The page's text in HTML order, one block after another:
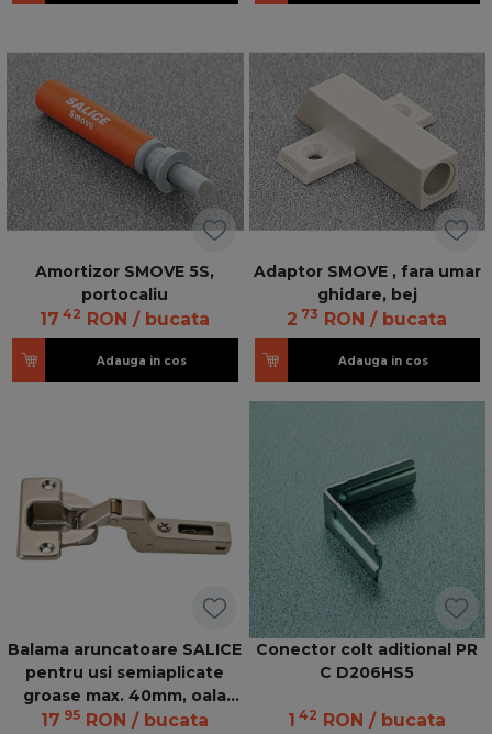
Amortizor SMOVE 5S,
portocaliu
17 42 RON / bucata
Adauga in cos
Adaptor SMOVE , fara umar
ghidare, bej
2 73 RON / bucata
Adauga in cos
Balama aruncatoare SALICE
pentru usi semiaplicate
groase max. 40mm, oala
40mm
17 95 RON / bucata
Conector colt aditional PR
C D206HS5
1 42 RON / bucata